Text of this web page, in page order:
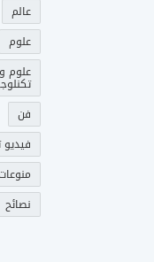
عالم
علوم
علوم و
فن
فيديو
نصائح